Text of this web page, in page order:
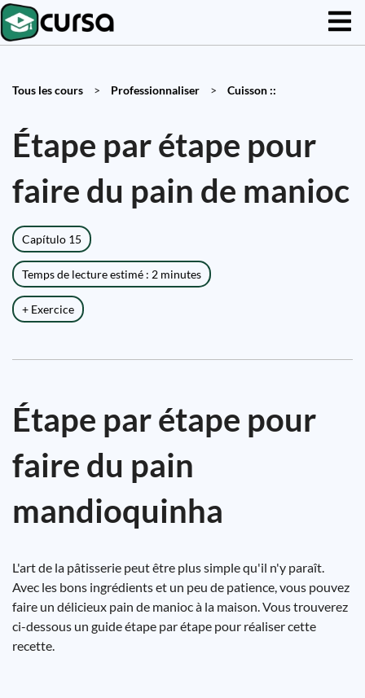
Tous les cours > Professionnaliser > Cuisson ::
Étape par étape pour
faire du pain de manioc
Capítulo 15
Temps de lecture estimé : 2 minutes
+ Exercice
Étape par étape pour
faire du pain
mandioquinha
L'art de la pâtisserie peut être plus simple qu'il n'y paraît.
Avec les bons ingrédients et un peu de patience, vous pouvez
faire un délicieux pain de manioc à la maison. Vous trouverez
ci-dessous un guide étape par étape pour réaliser cette
recette.